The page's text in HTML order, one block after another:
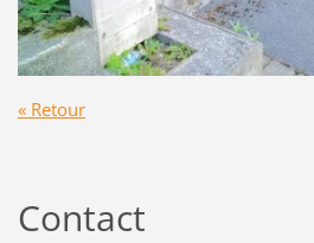
« Retour
Contact